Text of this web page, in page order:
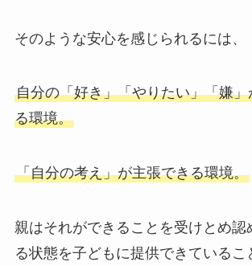
そのような安心を感じられるには、
自分の「好き」「やりたい」「嫌
る環境。
「自分の考え」が主張できる環境。
親はそれができることを受けとめ認
る状態を子どもに提供できているこ